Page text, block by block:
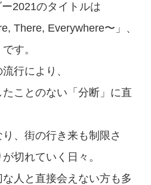
2021のタイトルは
There, Everywhere〜」、
す。
行により、
ことのない「分断」に直
、街の行き来も制限さ
切れていく日々。
人と直接会えない方も多